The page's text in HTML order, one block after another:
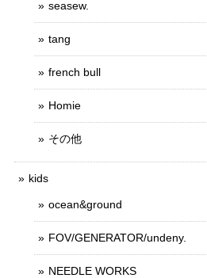
seasew.
tang
french bull
Homie
その他
kids
ocean&ground
FOV/GENERATOR/undeny.
NEEDLE WORKS